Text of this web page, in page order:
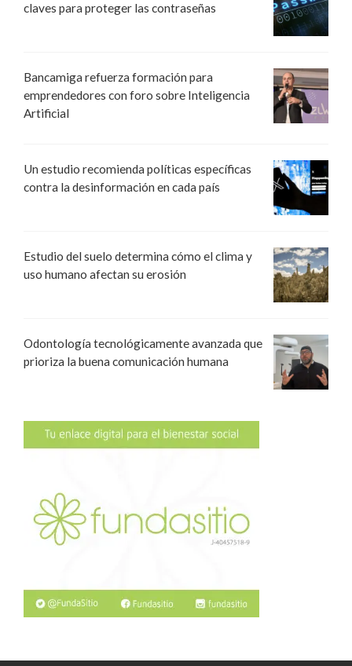
claves para proteger las contraseñas
Bancamiga refuerza formación para
emprendedores con foro sobre Inteligencia
Artificial
Un estudio recomienda políticas específicas
contra la desinformación en cada país
Estudio del suelo determina cómo el clima y
uso humano afectan su erosión
Odontología tecnológicamente avanzada que
prioriza la buena comunicación humana